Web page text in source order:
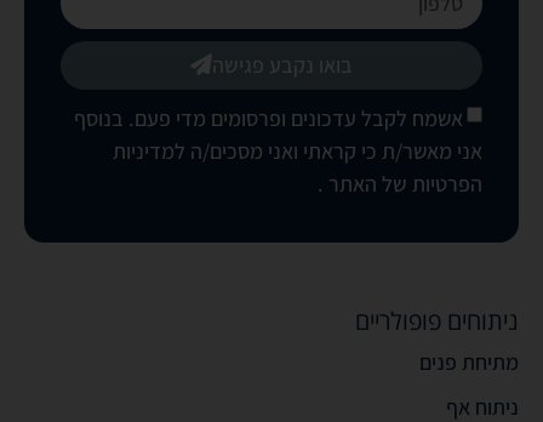
אשמח לקבל עדכונים ופרסומים מדי פעם. בנוסף
אני מאשר/ת כי קראתי ואני מסכים/ה למדיניות
הפרטיות של האתר .
בואו נקבע פגישה
ניתוחים פופולריים
מתיחת פנים
ניתוח אף